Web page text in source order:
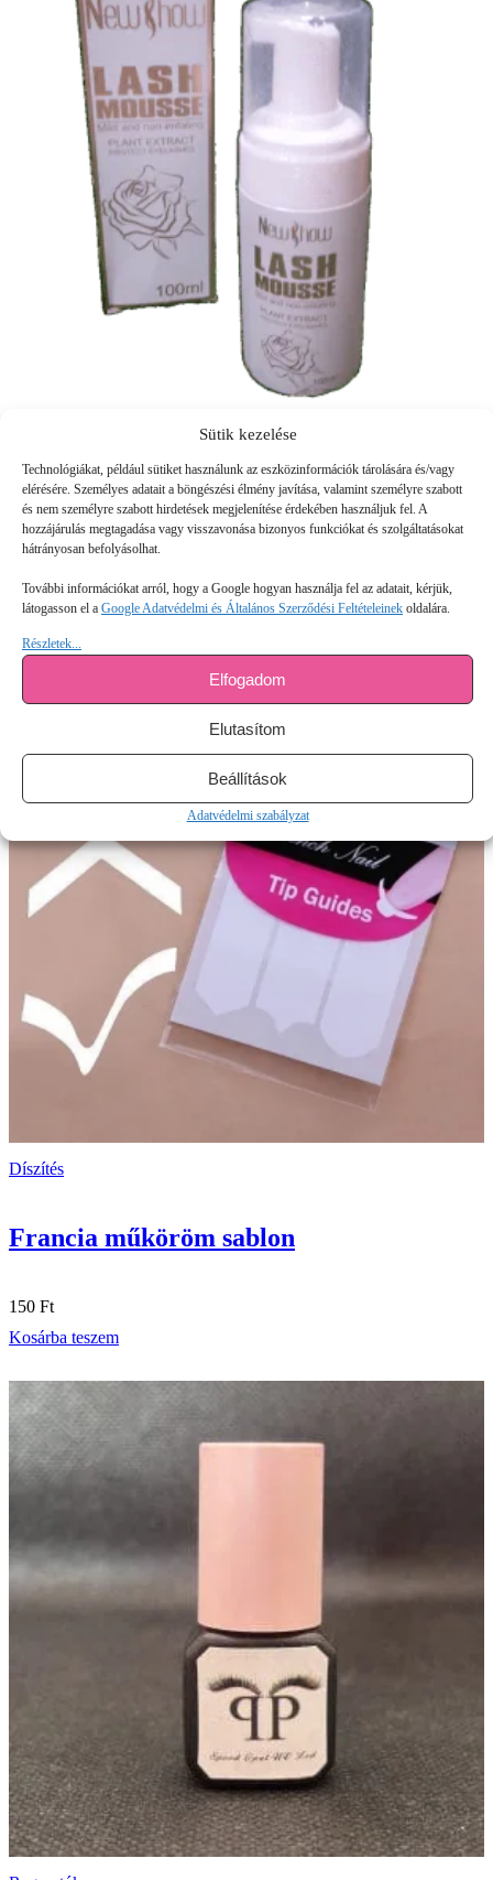
Sütik kezelése
Technológiákat, például sütiket használunk az eszközinformációk tárolására és/vagy
elérésére. Személyes adatait a böngészési élmény javítása, valamint személyre szabott
és nem személyre szabott hirdetések megjelenítése érdekében használjuk fel. A
hozzájárulás megtagadása vagy visszavonása bizonyos funkciókat és szolgáltatásokat
hátrányosan befolyásolhat.
További információkat arról, hogy a Google hogyan használja fel az adatait, kérjük,
látogasson el a Google Adatvédelmi és Általános Szerződési Feltételeinek oldalára.
Részletek...
Elfogadom
Elutasítom
Beállítások
Adatvédelmi szabályzat
Newshow szempilla sampon
2490Ft
Díszítés
Francia műköröm sablon
150 Ft
Kosárba teszem